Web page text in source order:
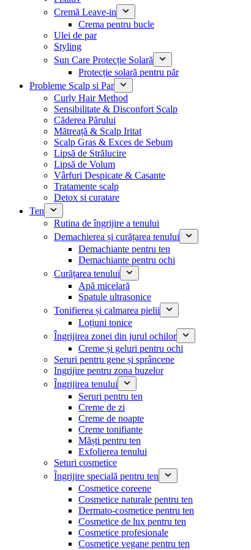
Cremă Leave-in
Crema pentru bucle
Ulei de par
Styling
Sun Care Protecție Solară
Protecție solară pentru păr
Probleme Scalp si Par
Curly Hair Method
Sensibilitate & Disconfort Scalp
Căderea Părului
Mătreață & Scalp Iritat
Scalp Gras & Exces de Sebum
Lipsă de Strălucire
Lipsă de Volum
Vârfuri Despicate & Casante
Tratamente scalp
Detox si curatare
Ten
Rutina de îngrijire a tenului
Demachierea și curățarea tenului
Demachiante pentru ten
Demachiante pentru ochi
Curățarea tenului
Apă micelară
Spatule ultrasonice
Tonifierea și calmarea pielii
Loțiuni tonice
Îngrijirea zonei din jurul ochilor
Creme și geluri pentru ochi
Seruri pentru gene și sprâncene
Ingrijire pentru zona buzelor
Îngrijirea tenului
Seruri pentru ten
Creme de zi
Creme de noapte
Creme tonifiante
Măști pentru ten
Exfolierea tenului
Seturi cosmetice
Îngrijire specială pentru ten
Cosmetice coreene
Cosmetice naturale pentru ten
Dermato-cosmetice pentru ten
Cosmetice de lux pentru ten
Cosmetice profesionale
Cosmetice vegane pentru ten